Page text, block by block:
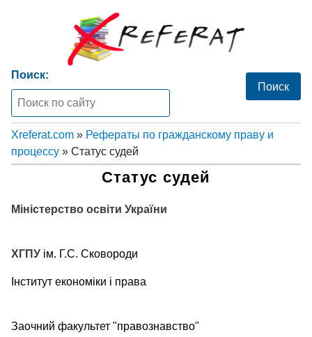
Поиск:
Xreferat.com » Рефераты по гражданскому праву и
процессу » Статус судей
Статус судей
Міністерство освіти України
ХГПУ ім. Г.С. Сковороди
Інститут економіки і права
Заочний факультет "правознавство"